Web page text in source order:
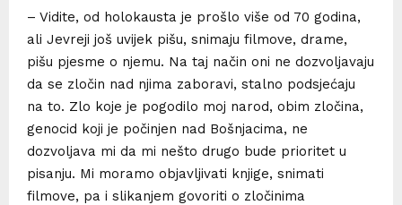
– Vidite, od holokausta je prošlo više od 70 godina,
ali Jevreji još uvijek pišu, snimaju filmove, drame,
pišu pjesme o njemu. Na taj način oni ne dozvoljavaju
da se zločin nad njima zaboravi, stalno podsjećaju
na to. Zlo koje je pogodilo moj narod, obim zločina,
genocid koji je počinjen nad Bošnjacima, ne
dozvoljava mi da mi nešto drugo bude prioritet u
pisanju. Mi moramo objavljivati knjige, snimati
filmove, pa i slikanjem govoriti o zločinima